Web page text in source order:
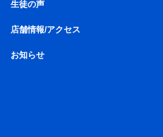
生徒の声
店舗情報/アクセス
お知らせ